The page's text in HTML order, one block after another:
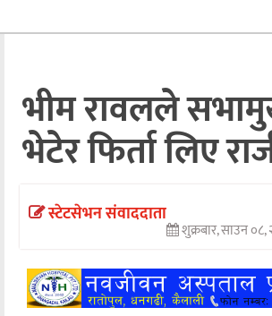
अन्तराष्ट्रिय
अन्तर्वार्ता
अर्थ
खेलकुद
अन्य
भीम रावलले
भेटेर फिर्ता लिए
स्टेटसेभन संवाददाता
शुक्रबार, साउन ०८,